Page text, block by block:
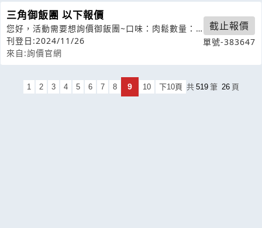
三角御飯團 以下報價
您好，活動需要想詢價御飯團~口味：肉鬆數量：
175個需求日期：115/1/10（
刊登日:2024/11/26
來自:詢價官網
截止報價
單號-383647
1 2 3 4 5 6 7 8 9 10 下10頁 共 519 筆 26 頁